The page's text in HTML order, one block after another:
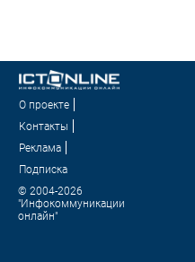
О проекте
Контакты
Реклама
Подписка
© 2004-2026
"Инфокоммуникации
онлайн"